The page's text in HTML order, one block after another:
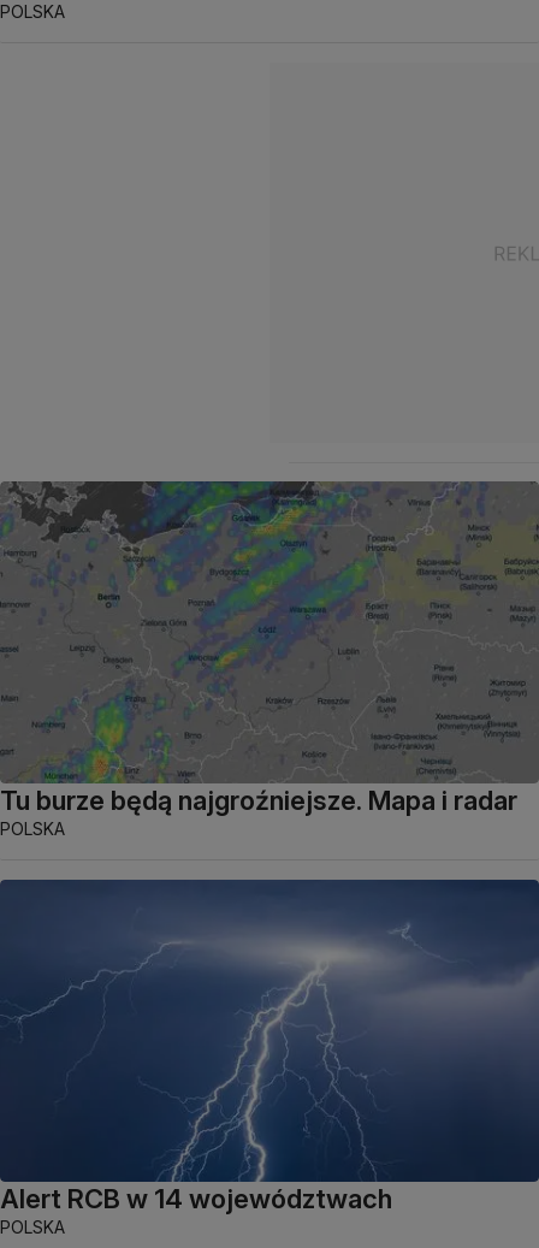
POLSKA
Tu burze będą najgroźniejsze. Mapa i radar
POLSKA
Alert RCB w 14 województwach
POLSKA